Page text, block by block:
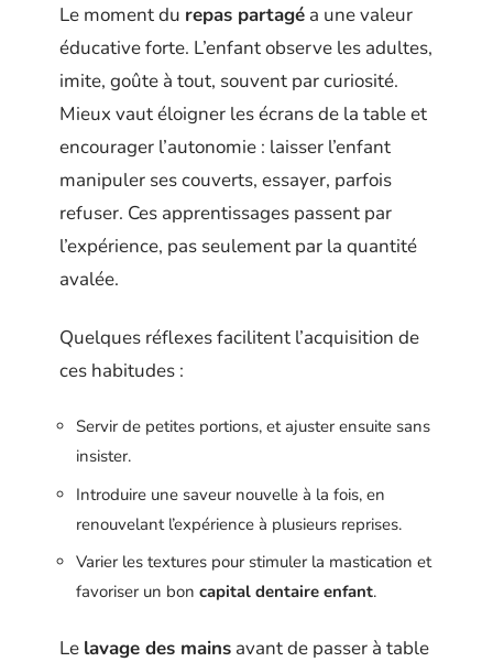
Le moment du repas partagé a une valeur
éducative forte. L’enfant observe les adultes,
imite, goûte à tout, souvent par curiosité.
Mieux vaut éloigner les écrans de la table et
encourager l’autonomie : laisser l’enfant
manipuler ses couverts, essayer, parfois
refuser. Ces apprentissages passent par
l’expérience, pas seulement par la quantité
avalée.
Quelques réflexes facilitent l’acquisition de
ces habitudes :
Servir de petites portions, et ajuster ensuite sans
insister.
Introduire une saveur nouvelle à la fois, en
renouvelant l’expérience à plusieurs reprises.
Varier les textures pour stimuler la mastication et
favoriser un bon capital dentaire enfant.
Le lavage des mains avant de passer à table